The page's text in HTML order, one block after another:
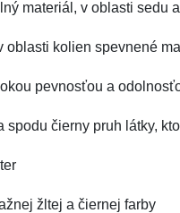
materiál, v oblasti sedu
oblasti kolien spevnené
pevnosťou a
spodu čierny pruh látky,
žltej a čiernej farby